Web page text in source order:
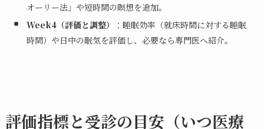
オーリー法」や短時間の瞑想を追加。
Week4（評価と調整）
：睡眠効率（就床時間に対する睡眠
時間）や日中の眠気を評価し、必要なら専門医へ紹介。
評価指標と受診の目安（いつ医療